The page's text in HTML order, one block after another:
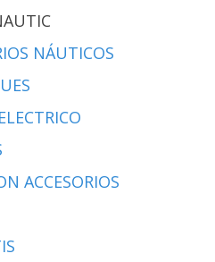
NÁUTICOS
ACCESORIOS